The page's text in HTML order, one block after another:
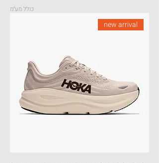
כולל מע״מ
new arrival